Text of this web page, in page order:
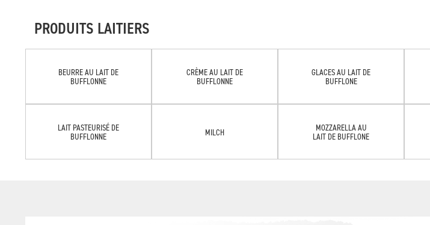
PRODUITS LAITIERS
BEURRE AU LAIT DE
BUFFLONNE
CRÈME AU LAIT DE
BUFFLONNE
GLACES AU LAIT DE
BUFFLONE
LAIT PASTEURISÉ DE
BUFFLONNE
MILCH
MOZZARELLA AU
LAIT DE BUFFLONE